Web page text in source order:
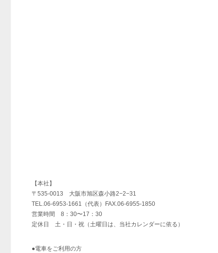
【本社】
〒535-0013 大阪市旭区森小路2−2−31
TEL.06-6953-1661（代表）FAX.06-6955-1850
営業時間 8：30〜17：30
定休日 土・日・祝（土曜日は、当社カレンダーに依る）
●電車をご利用の方